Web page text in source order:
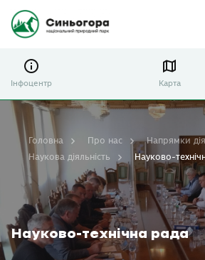
Інфоцентр Карта
Науково-технічна рада
Головна Про нас
Напрямки
Наукова діяльність
Науково-